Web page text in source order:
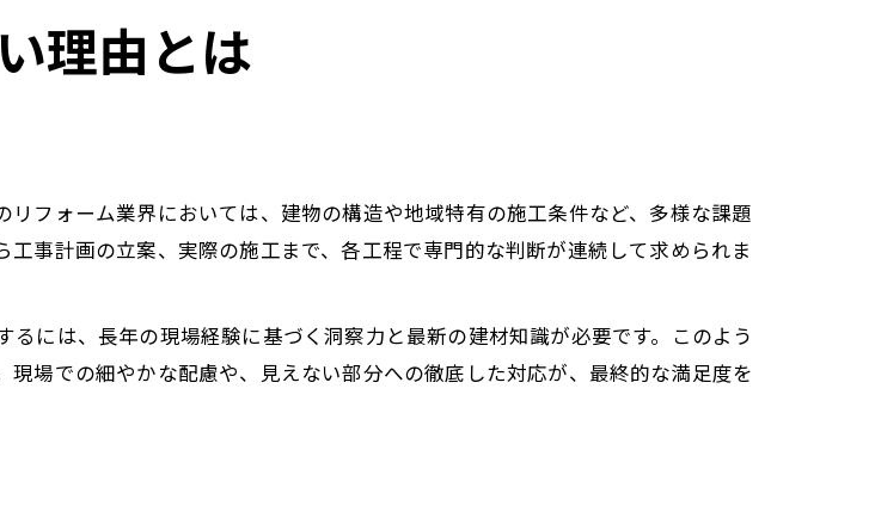
ターフォローまでの営業プロセス
携し成果を生み出す秘訣とは
違いに注目
おける営業と職人の役割分担
職人の評価基準の違いを解説
活かされる場面とその限界
理由とは
フォーム業界においては、建物の構造や地域特有の施工条件など、多様な課題
事計画の立案、実際の施工まで、各工程で専門的な判断が連続して求められま
には、長年の現場経験に基づく洞察力と最新の建材知識が必要です。このよう
場での細やかな配慮や、見えない部分への徹底した対応が、最終的な満足度を